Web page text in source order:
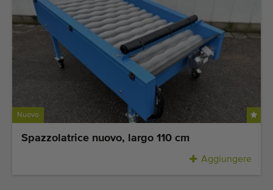
Nuovo
Spazzolatrice nuovo, largo 110 cm
Aggiungere